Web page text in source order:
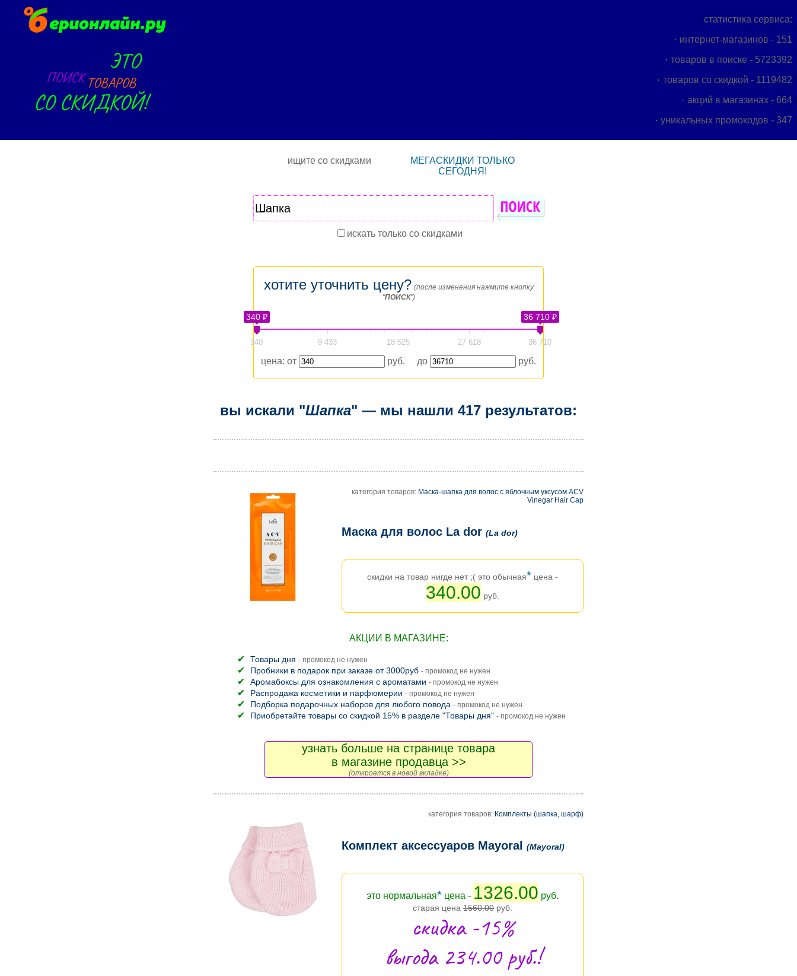
статистика сервиса:
интернет-магазинов - 151
товаров в поиске - 5723392
товаров со скидкой - 1119482
акций в магазинах - 664
уникальных промокодов - 347
ищите со скидками
МЕГАСКИДКИ ТОЛЬКО
СЕГОДНЯ!
искать только со скидками
хотите уточнить цену? (после изменения нажмите кнопку
"ПОИСК")
340 ₽ 36 710 ₽
340 9 433 18 525 27 618 36 710
цена: от руб. до руб.
вы искали "Шапка" — мы нашли 417 результатов:
категория товаров: Маска-шапка для волос с яблочным уксусом ACV
Vinegar Hair Cap
Маска для волос La dor (La dor)
скидки на товар нигде нет ;( это обычная* цена -
340.00 руб.
АКЦИИ В МАГАЗИНЕ:
Товары дня - промокод не нужен
Пробники в подарок при заказе от 3000руб - промокод не нужен
Аромабоксы для ознакомления с ароматами - промокод не нужен
Распродажа косметики и парфюмерии - промокод не нужен
Подборка подарочных наборов для любого повода - промокод не нужен
Приобретайте товары со скидкой 15% в разделе "Товары дня" - промокод не нужен
узнать больше на странице товара
в магазине продавца >>
(откроется в новой вкладке)
категория товаров: Комплекты (шапка, шарф)
Комплект аксессуаров Mayoral (Mayoral)
это нормальная* цена - 1326.00 руб.
старая цена 1560.00 руб.
скидка -15%
выгода 234.00 руб.!